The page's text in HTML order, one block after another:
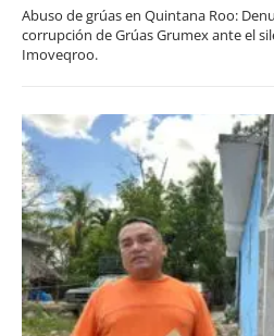
Abuso de grúas en Quintana Roo:
corrupción de Grúas Grumex ante el
Imoveqroo.